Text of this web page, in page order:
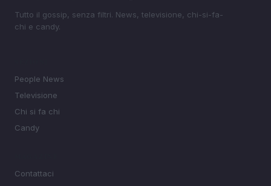
Tutto il gossip, senza filtri. News, televisione, chi-si-fa-
chi e candy.
People News
Televisione
Chi si fa chi
Candy
Contattaci